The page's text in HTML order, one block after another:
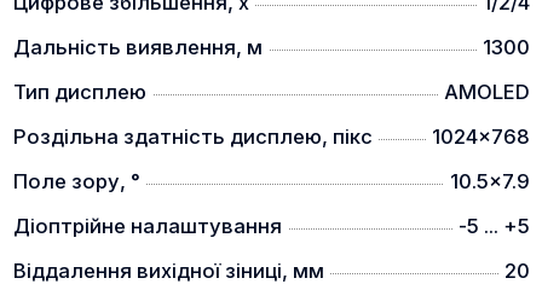
Завдяки компактному розміру (255 г) та
ергономічно вигнутому дизайну пристрій ідеально
розташуванню кнопок, приладом можна керувати
однією рукою незалежно від того, лівша ви чи
ЧАС РОБОТИ ДО 20 ГОДИН
Дальність виявлення, м
1300
Тип дисплею
AMOLED
Роздільна здатність дисплею, пікс
1024x768
Поле зору, °
10.5x7.9
Діоптрійне налаштування
-5 ... +5
Віддалення вихідної зіниці, мм
20